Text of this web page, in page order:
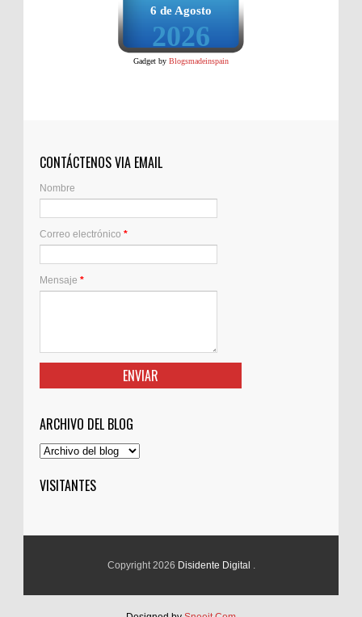
6 de Agosto
2026
Gadget by Blogsmadeinspain
CONTÁCTENOS VIA EMAIL
Nombre
Correo electrónico *
Mensaje *
ARCHIVO DEL BLOG
VISITANTES
Copyright 2026 Disidente Digital .